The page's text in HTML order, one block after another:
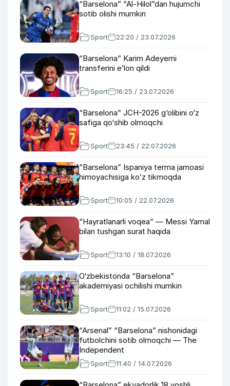
“Barselona” “Al-Hilol”dan hujumchi
sotib olishi mumkin
Sport 22:20 / 23.07.2026
“Barselona” Karim Adeyemi
transferini eʼlon qildi
Sport 16:25 / 23.07.2026
“Barselona” JCH-2026 g‘olibini o‘z
safiga qo‘shib olmoqchi
Sport 23:45 / 22.07.2026
“Barselona” Ispaniya terma jamoasi
himoyachisiga koʻz tikmoqda
Sport 10:05 / 22.07.2026
“Hayratlanarli voqea” — Messi Yamal
bilan tushgan surat haqida
Sport 13:10 / 18.07.2026
O‘zbekistonda “Barselona”
akademiyasi ochilishi mumkin
Sport 11:02 / 15.07.2026
“Arsenal” “Barselona” nishonidagi
futbolchini sotib olmoqchi — The
Independent
Sport 11:40 / 14.07.2026